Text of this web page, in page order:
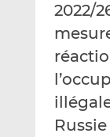
2022/